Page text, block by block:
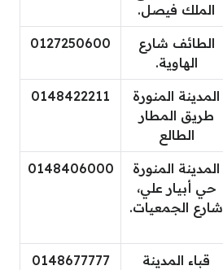
الملك فيصل.
الطائف شارع
الهاوية.
0127250600
المدينة المنورة
طريق المطار
الطالع
0148422211
المدينة المنورة
حي أبيار علي،
شارع الجمعيات.
0148406000
قباء المدينة
0148677777